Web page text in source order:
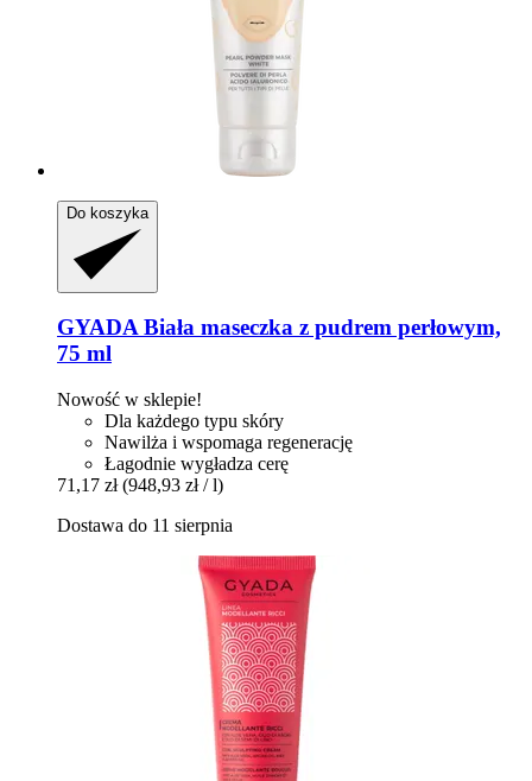
Do koszyka
GYADABiała maseczka z pudrem perłowym,
75 ml
Nowość w sklepie!
Dla każdego typu skóry
Nawilża i wspomaga regenerację
Łagodnie wygładza cerę
71,17 zł (948,93 zł / l)
Dostawa do 11 sierpnia